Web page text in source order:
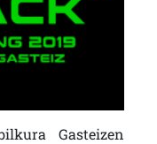
Gasteizen